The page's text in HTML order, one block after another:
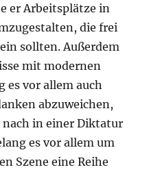
er Arbeitsplätze in
die frei
sollten. Außerdem
mit modernen
es vor allem auch
abzuweichen,
nach in einer Diktatur
es vor allem um
Szene eine Reihe